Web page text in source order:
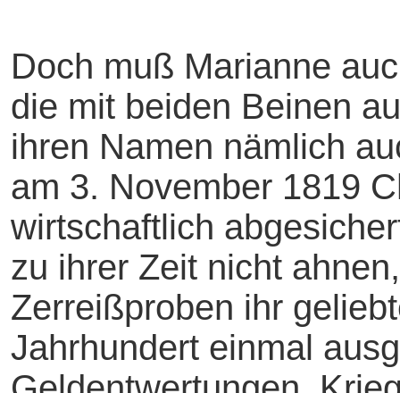
Doch muß Marianne
die mit beiden Beinen
ihren Namen nämlich
am 3. November 1819
wirtschaftlich
zu ihrer Zeit nicht
Zerreißproben ihr
Jahrhundert einmal